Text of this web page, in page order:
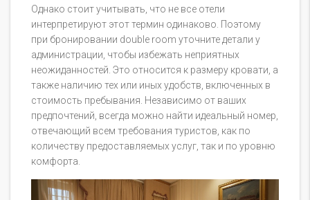
Однако стоит учитывать, что не все отели
интерпретируют этот термин одинаково. Поэтому
при бронировании double room уточните детали у
администрации, чтобы избежать неприятных
неожиданностей. Это относится к размеру кровати, а
также наличию тех или иных удобств, включенных в
стоимость пребывания. Независимо от ваших
предпочтений, всегда можно найти идеальный номер,
отвечающий всем требования туристов, как по
количеству предоставляемых услуг, так и по уровню
комфорта.